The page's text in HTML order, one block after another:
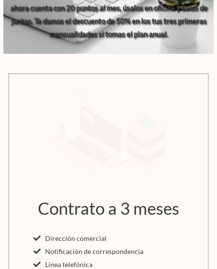
ahora cuenta con 20 puntos al mes, úsalos en oficina y salas de
juntas. Te damos el descuento de 50% en los tus tres primeras
mensualidades si tomas el plan anual.
Contrato a 3 meses
Dirección comercial
Notificación de correspondencia
Linea telefónica